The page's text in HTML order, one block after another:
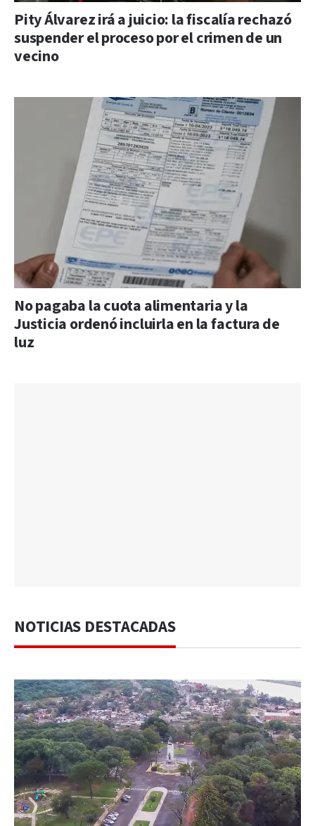
Pity Álvarez irá a juicio: la fiscalía rechazó
suspender el proceso por el crimen de un
vecino
No pagaba la cuota alimentaria y la
Justicia ordenó incluirla en la factura de
luz
NOTICIAS DESTACADAS